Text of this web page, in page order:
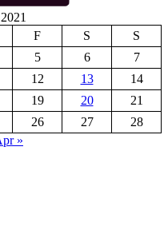
F S
S
5 6
7
12 13
14
19 20
21
26 27
28
»